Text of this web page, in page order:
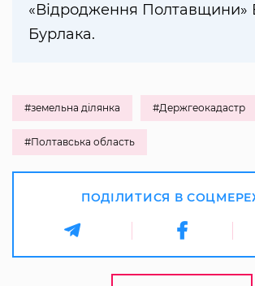
«Відродження Полтавщини»
Бурлака.
#земельна ділянка #Держгеокадастр
#Полтавська область
ПОДІЛИТИСЯ В